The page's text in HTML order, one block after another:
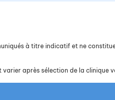
à titre indicatif et ne
après sélection de la clinique